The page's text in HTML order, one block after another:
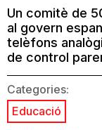
Un comitè de
al govern
telèfons
de control
Categories:
Educació